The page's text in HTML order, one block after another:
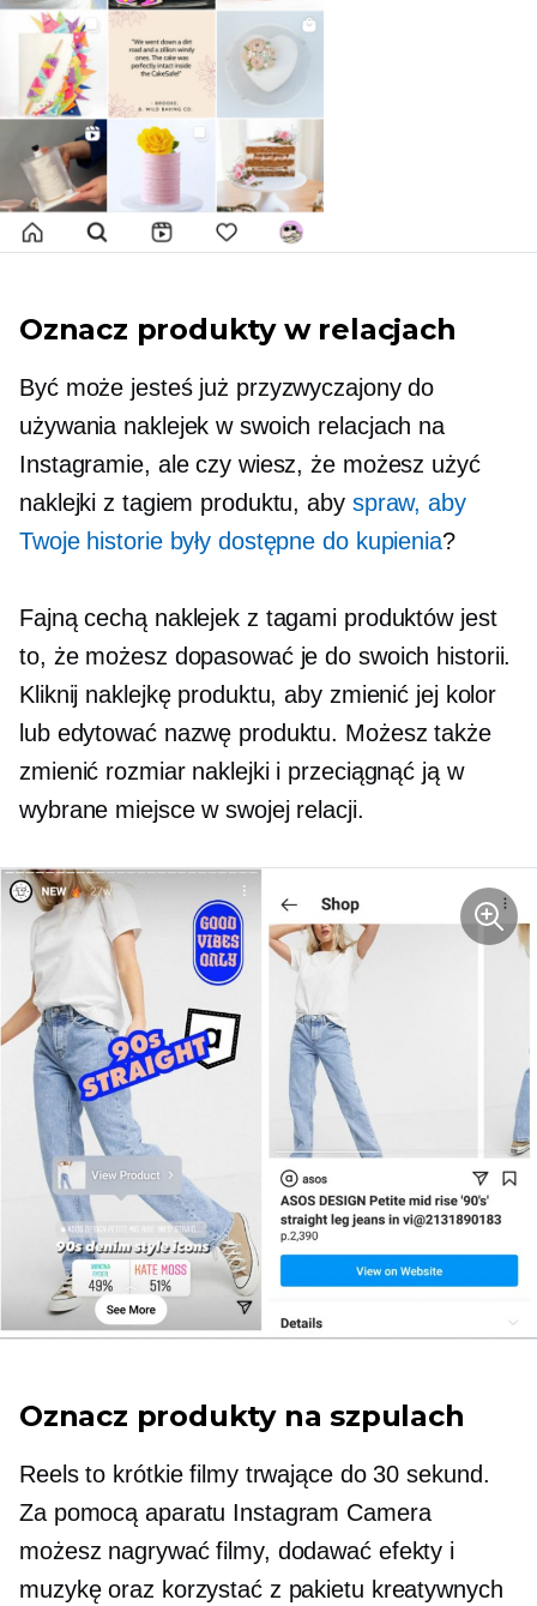
Oznacz produkty w relacjach
Być może jesteś już przyzwyczajony do
używania naklejek w swoich relacjach na
Instagramie, ale czy wiesz, że możesz użyć
naklejki z tagiem produktu, aby spraw, aby
Twoje historie były dostępne do kupienia?
Fajną cechą naklejek z tagami produktów jest
to, że możesz dopasować je do swoich historii.
Kliknij naklejkę produktu, aby zmienić jej kolor
lub edytować nazwę produktu. Możesz także
zmienić rozmiar naklejki i przeciągnąć ją w
wybrane miejsce w swojej relacji.
Oznacz produkty na szpulach
Reels to krótkie filmy trwające do 30 sekund.
Za pomocą aparatu Instagram Camera
możesz nagrywać filmy, dodawać efekty i
muzykę oraz korzystać z pakietu kreatywnych